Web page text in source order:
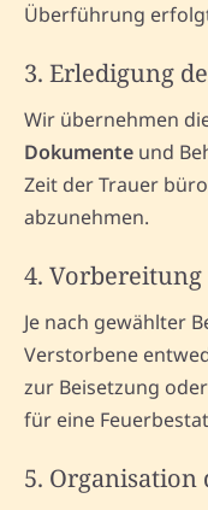
Überführung
3. Erledigung
Wir übernehmen
Dokumente und
Zeit der Trauer
abzunehmen.
4.
Je nach gewählter
Verstorbene
zur Beisetzung
für eine
5. Organisation